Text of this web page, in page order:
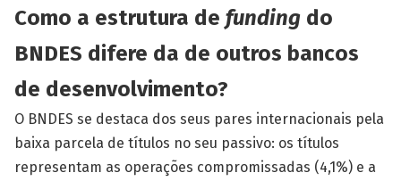
Como a estrutura de funding do
BNDES difere da de outros bancos
de desenvolvimento?
O BNDES se destaca dos seus pares internacionais pela
baixa parcela de títulos no seu passivo: os títulos
representam as operações compromissadas (4,1%) e a